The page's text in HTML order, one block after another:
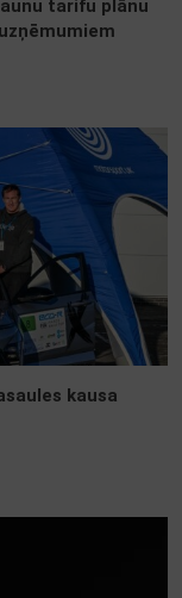
tarifu plānu
kausa